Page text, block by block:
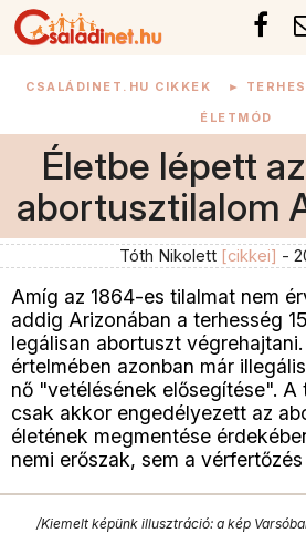
CSALÁDINET.HU CIKKEK ►
ÉLETMÓD
Életbe lépett
abortusztilalom
Tóth Nikolett [cikkei] -
Amíg az 1864-es tilalmat nem
addig Arizonában a terhesség
legálisan abortuszt
értelmében azonban már
nő "vetélésének elősegítése". A
csak akkor engedélyezett az
életének megmentése
nemi erőszak, sem a
/Kiemelt képünk illusztráció: a kép